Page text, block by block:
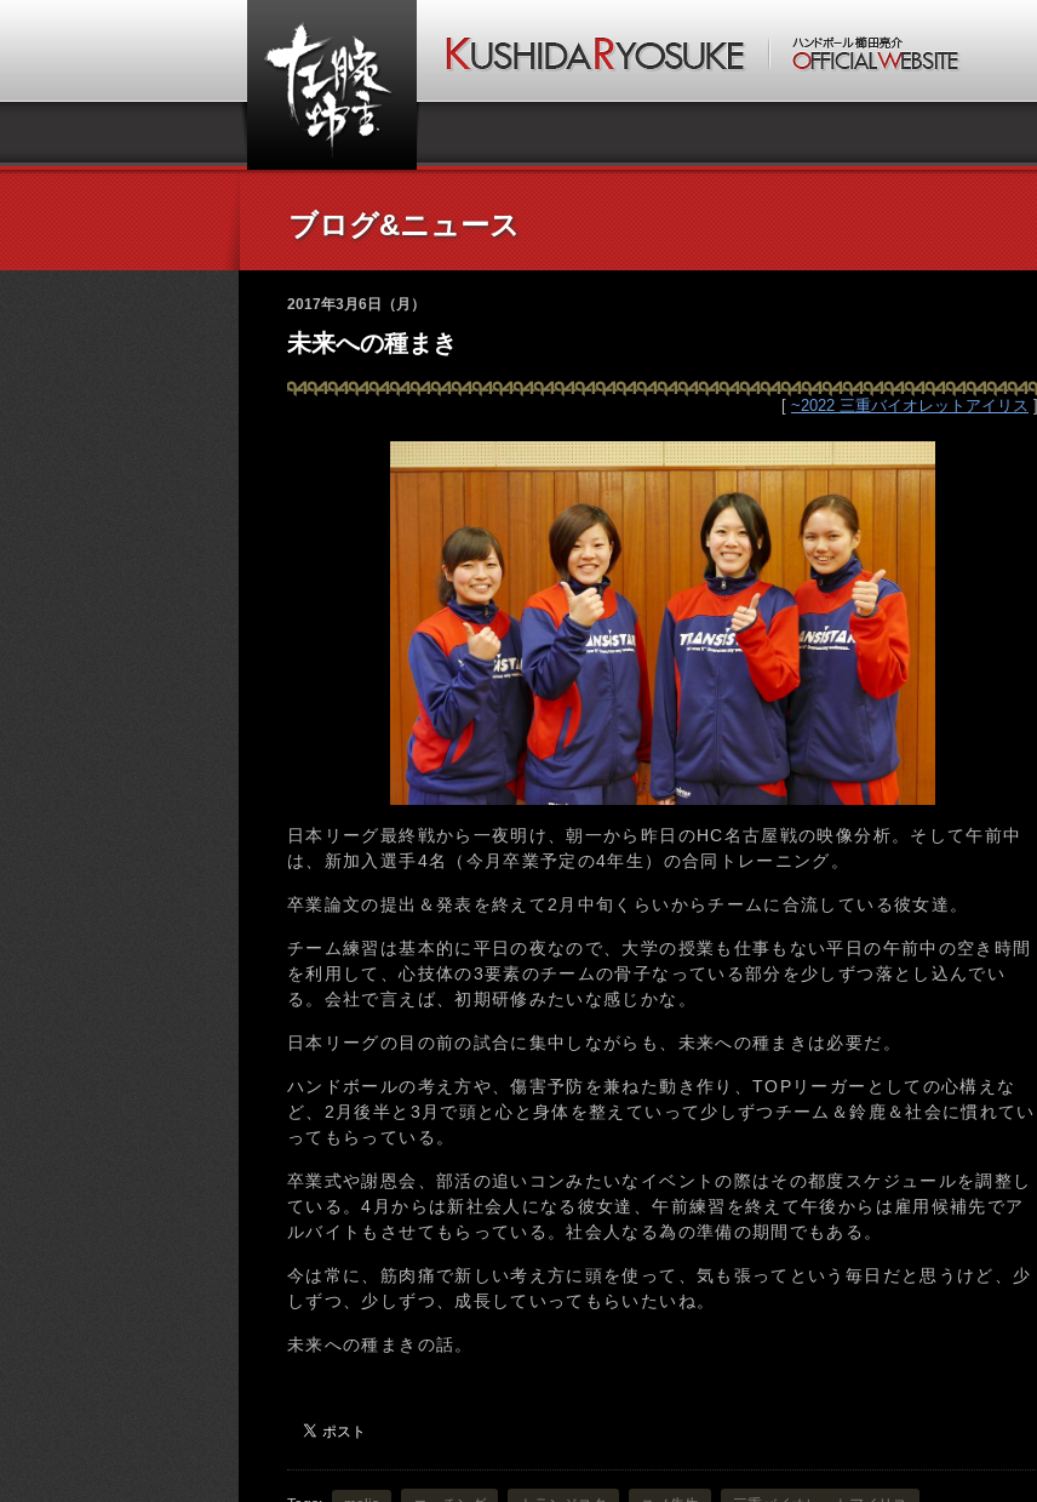
ブログ&ニュース
2017年3月6日（月）
未来への種まき
[ ~2022 三重バイオレットアイリス ]
日本リーグ最終戦から一夜明け、朝一から昨日のHC名古屋戦の映像分析。そして午前中
は、新加入選手4名（今月卒業予定の4年生）の合同トレーニング。
卒業論文の提出＆発表を終えて2月中旬くらいからチームに合流している彼女達。
チーム練習は基本的に平日の夜なので、大学の授業も仕事もない平日の午前中の空き時間
を利用して、心技体の3要素のチームの骨子なっている部分を少しずつ落とし込んでい
る。会社で言えば、初期研修みたいな感じかな。
日本リーグの目の前の試合に集中しながらも、未来への種まきは必要だ。
ハンドボールの考え方や、傷害予防を兼ねた動き作り、TOPリーガーとしての心構えな
ど、2月後半と3月で頭と心と身体を整えていって少しずつチーム＆鈴鹿＆社会に慣れてい
ってもらっている。
卒業式や謝恩会、部活の追いコンみたいなイベントの際はその都度スケジュールを調整し
ている。4月からは新社会人になる彼女達、午前練習を終えて午後からは雇用候補先でア
ルバイトもさせてもらっている。社会人なる為の準備の期間でもある。
今は常に、筋肉痛で新しい考え方に頭を使って、気も張ってという毎日だと思うけど、少
しずつ、少しずつ、成長していってもらいたいね。
未来への種まきの話。